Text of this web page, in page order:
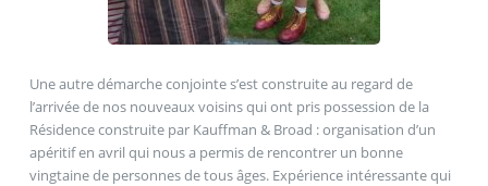
Une autre démarche conjointe s’est construite au regard de
l’arrivée de nos nouveaux voisins qui ont pris possession de la
Résidence construite par Kauffman & Broad : organisation d’un
apéritif en avril qui nous a permis de rencontrer un bonne
vingtaine de personnes de tous âges. Expérience intéressante qui